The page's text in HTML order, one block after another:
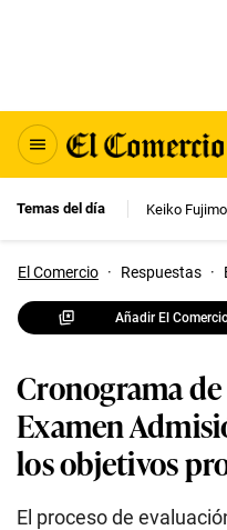
Temas del día Keiko
El Comercio · Respuestas ·
Añadir El
Cronograma
Examen
los objetivos
El proceso de